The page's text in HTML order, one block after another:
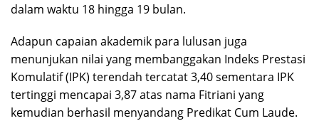
dalam waktu 18 hingga 19 bulan.
Adapun capaian akademik para lulusan juga
menunjukan nilai yang membanggakan Indeks Prestasi
Komulatif (IPK) terendah tercatat 3,40 sementara IPK
tertinggi mencapai 3,87 atas nama Fitriani yang
kemudian berhasil menyandang Predikat Cum Laude.